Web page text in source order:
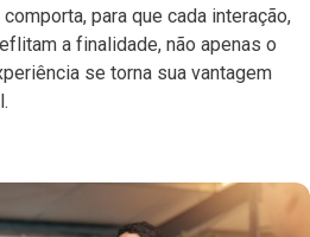
para que cada interação,
a finalidade, não apenas o
se torna sua vantagem